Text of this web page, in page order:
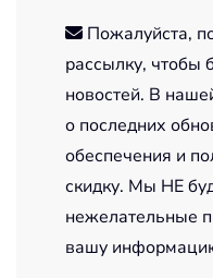
Пожалуйста,
рассылку, чтобы
новостей. В
о последних
обеспечения и
скидку. Мы НЕ
нежелательные
вашу